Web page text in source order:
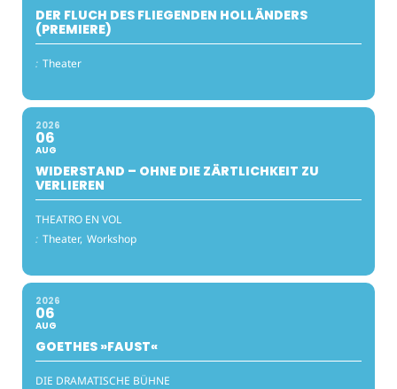
DER FLUCH DES FLIEGENDEN HOLLÄNDERS
(PREMIERE)
: Theater
2026
06
AUG
WIDERSTAND – OHNE DIE ZÄRTLICHKEIT ZU
VERLIEREN
THEATRO EN VOL
: Theater, Workshop
2026
06
AUG
GOETHES »FAUST«
DIE DRAMATISCHE BÜHNE